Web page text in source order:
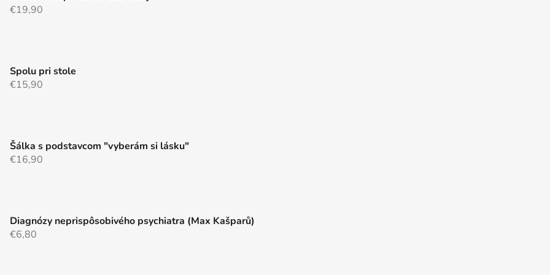
€19,90
Spolu pri stole
€15,90
Šálka s podstavcom "vyberám si lásku"
€16,90
Diagnózy neprispôsobivého psychiatra (Max Kašparů)
€6,80